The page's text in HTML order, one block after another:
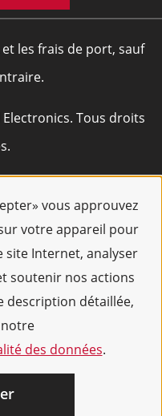
vous approuvez
votre appareil pour
site Internet, analyser
soutenir nos actions
description détaillée,
des données.
les frais de port, sauf
Electronics. Tous droits